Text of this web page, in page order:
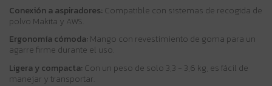
Conexión a aspiradores: Compatible con sistemas de recogida de
polvo Makita y AWS.
Ergonomía cómoda: Mango con revestimiento de goma para un
agarre firme durante el uso.
Ligera y compacta: Con un peso de solo 3,3 - 3,6 kg, es fácil de
manejar y transportar.